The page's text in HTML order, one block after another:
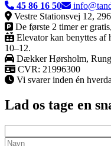
45 86 16 50
Vestre Stationsvej 12,
De første 2 timer er
Elevator kan benyttes af
10–12.
DækkerHørsholm,
CVR: 21996300
Vi svarer inden én
Lad os tage en